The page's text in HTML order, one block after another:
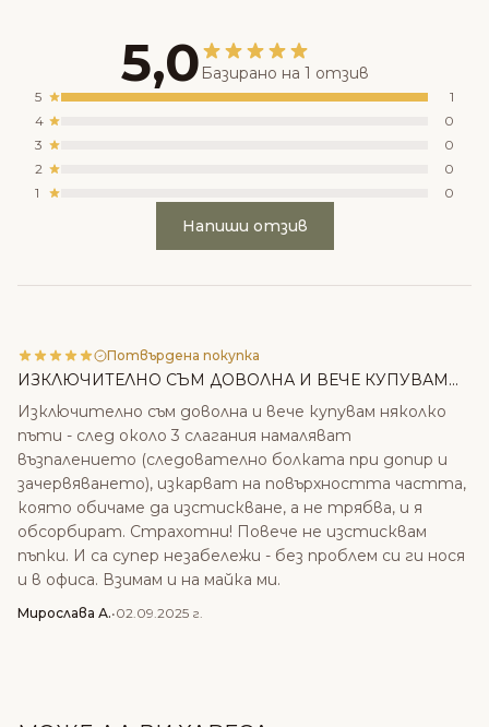
5,0 Базирано на 1 отзив
5
1
4
0
3
0
2
0
1
0
Напиши отзив
Потвърдена покупка
ИЗКЛЮЧИТЕЛНО СЪМ ДОВОЛНА И ВЕЧЕ КУПУВАМ...
Изключително съм доволна и вече купувам няколко
пъти - след около 3 слагания намаляват
възпалението (следователно болката при допир и
зачервяването), изкарват на повърхността частта,
която обичаме да изстискване, а не трябва, и я
обсорбират. Страхотни! Повече не изстисквам
пъпки. И са супер незабележи - без проблем си ги нося
и в офиса. Взимам и на майка ми.
Мирослава А.•02.09.2025 г.